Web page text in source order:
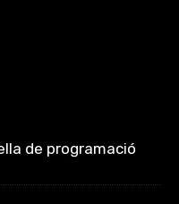
de programació